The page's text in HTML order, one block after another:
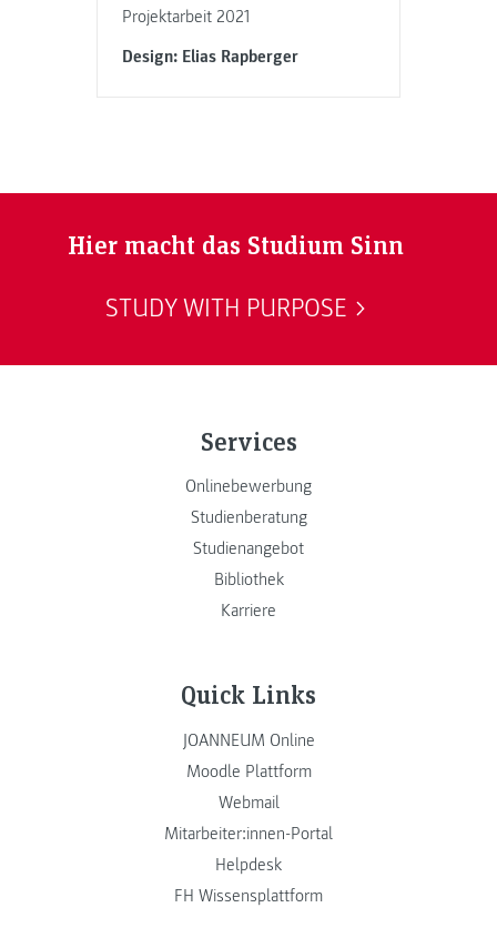
Projektarbeit 2021
Design: Elias Rapberger
Hier macht das Studium Sinn
STUDY WITH PURPOSE
Services
Onlinebewerbung
Studienberatung
Studienangebot
Bibliothek
Karriere
Quick Links
JOANNEUM Online
Moodle Plattform
Webmail
Mitarbeiter:innen-Portal
Helpdesk
FH Wissensplattform